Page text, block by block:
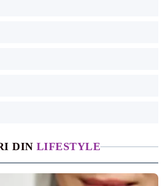
DIN LIFESTYLE